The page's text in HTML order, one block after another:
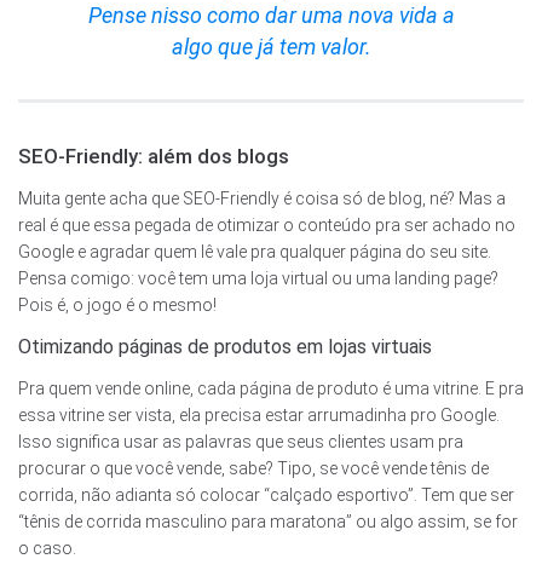
Pense nisso como dar uma nova vida a
algo que já tem valor.
SEO-Friendly: além dos blogs
Muita gente acha que SEO-Friendly é coisa só de blog, né? Mas a
real é que essa pegada de otimizar o conteúdo pra ser achado no
Google e agradar quem lê vale pra qualquer página do seu site.
Pensa comigo: você tem uma loja virtual ou uma landing page?
Pois é, o jogo é o mesmo!
Otimizando páginas de produtos em lojas virtuais
Pra quem vende online, cada página de produto é uma vitrine. E pra
essa vitrine ser vista, ela precisa estar arrumadinha pro Google.
Isso significa usar as palavras que seus clientes usam pra
procurar o que você vende, sabe? Tipo, se você vende tênis de
corrida, não adianta só colocar “calçado esportivo”. Tem que ser
“tênis de corrida masculino para maratona” ou algo assim, se for
o caso.